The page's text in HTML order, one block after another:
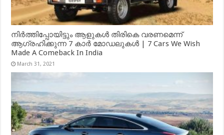
നിർത്തിപ്പോയിട്ടും ആളുകൾ തിരികെ വരണമെന്ന്
ആഗ്രഹിക്കുന്ന 7 കാർ മോഡലുകൾ | 7 Cars We Wish
Made A Comeback In India
March 31, 2021